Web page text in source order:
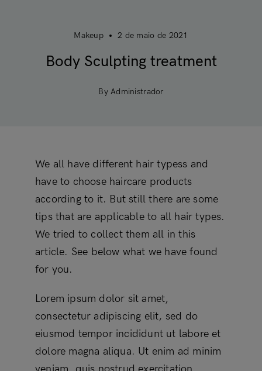
Makeup 2 de maio de 2021
Body Sculpting treatment
By Administrador
We all have different hair typess and
have to choose haircare products
according to it. But still there are some
tips that are applicable to all hair types.
We tried to collect them all in this
article. See below what we have found
for you.
Lorem ipsum dolor sit amet,
consectetur adipiscing elit, sed do
eiusmod tempor incididunt ut labore et
dolore magna aliqua. Ut enim ad minim